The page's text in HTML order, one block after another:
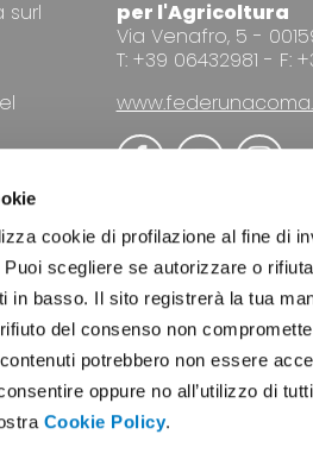
cookie di profilazione al fine di
scegliere se autorizzare o
in basso. Il sito registrerà la tua
del consenso non
potrebbero non essere
oppure no all’utilizzo di
Cookie Policy.
surl
per l'Agricoltura
Via Venafro, 5 -
T: +39 06432981 - F:
PUBBLICITÀ